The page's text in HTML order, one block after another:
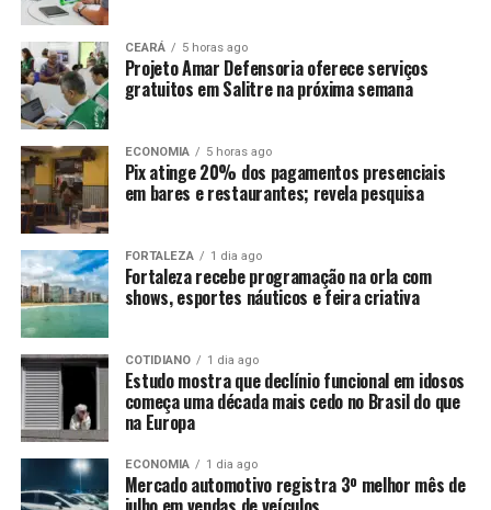
CEARÁ 5 horas ago
Projeto Amar Defensoria oferece serviços
gratuitos em Salitre na próxima semana
ECONOMIA 5 horas ago
Pix atinge 20% dos pagamentos presenciais
em bares e restaurantes; revela pesquisa
FORTALEZA 1 dia ago
Fortaleza recebe programação na orla com
shows, esportes náuticos e feira criativa
COTIDIANO 1 dia ago
Estudo mostra que declínio funcional em idosos
começa uma década mais cedo no Brasil do que
na Europa
ECONOMIA 1 dia ago
Mercado automotivo registra 3º melhor mês de